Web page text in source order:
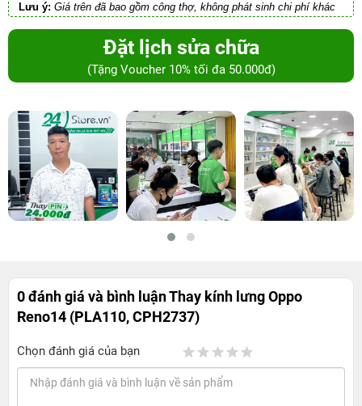
Lưu ý: Giá trên đã bao gồm công thợ, không phát sinh chi phí khác
Đặt lịch sửa chữa
(Tặng Voucher 10% tối đa 50.000đ)
0 đánh giá và bình luậnThay kính lưng Oppo
Reno14 (PLA110, CPH2737)
Chọn đánh giá của bạn